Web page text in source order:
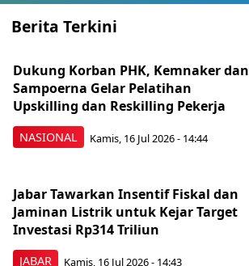
Berita Terkini
NASIONAL
Dukung Korban PHK, Kemnaker dan
Sampoerna Gelar Pelatihan
Upskilling dan Reskilling Pekerja
Kamis, 16 Jul 2026 - 14:44
JABAR
Jabar Tawarkan Insentif Fiskal dan
Jaminan Listrik untuk Kejar Target
Investasi Rp314 Triliun
Kamis, 16 Jul 2026 - 14:43